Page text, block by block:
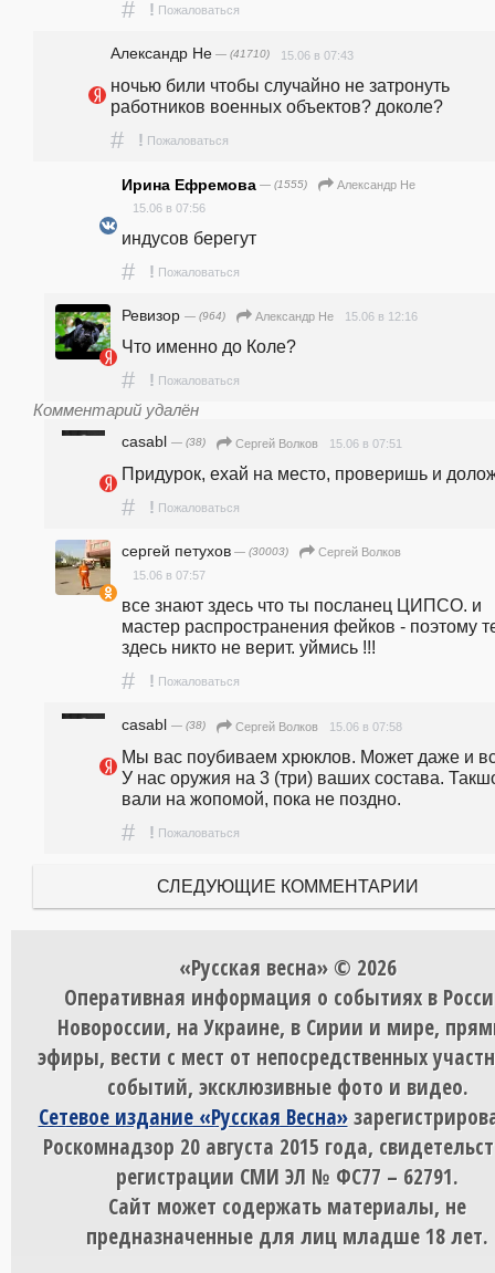
# ! Пожаловаться
Александр Не — (41710) 15.06 в 07:43
ночью били чтобы случайно не затронуть
работников военных объектов? доколе?
# ! Пожаловаться
Ирина Ефремова — (1555)
Александр Не
15.06 в 07:56
индусов берегут
# ! Пожаловаться
Ревизор — (964) Александр Не 15.06 в 12:16
Что именно до Коле?
# ! Пожаловаться
Комментарий удалён
casabl — (38) Сергей Волков 15.06 в 07:51
Придурок, ехай на место, проверишь и
# ! Пожаловаться
сергей петухов — (30003)
Сергей Волков
15.06 в 07:57
все знают здесь что ты посланец ЦИПСО. и
мастер распространения фейков - поэтому
здесь никто не верит. уймись !!!
# ! Пожаловаться
casabl — (38) Сергей Волков 15.06 в 07:58
Мы вас поубиваем хрюклов. Может даже и
У нас оружия на 3 (три) ваших состава.
вали на жопомой, пока не поздно.
# ! Пожаловаться
СЛЕДУЮЩИЕ КОММЕНТАРИИ
«Русская весна» © 2026
Оперативная информация о событиях в
Новороссии, на Украине, в Сирии и мире,
эфиры, вести с мест от непосредственных
событий, эксклюзивные фото и видео.
Сетевое издание «Русская Весна»
Роскомнадзор 20 августа 2015 года,
регистрации СМИ ЭЛ № ФС77 – 62791.
Сайт может содержать материалы, не
предназначенные для лиц младше 18 лет.